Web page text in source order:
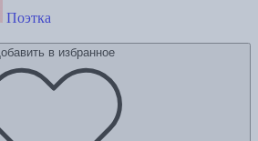
Поэтка
в избранное